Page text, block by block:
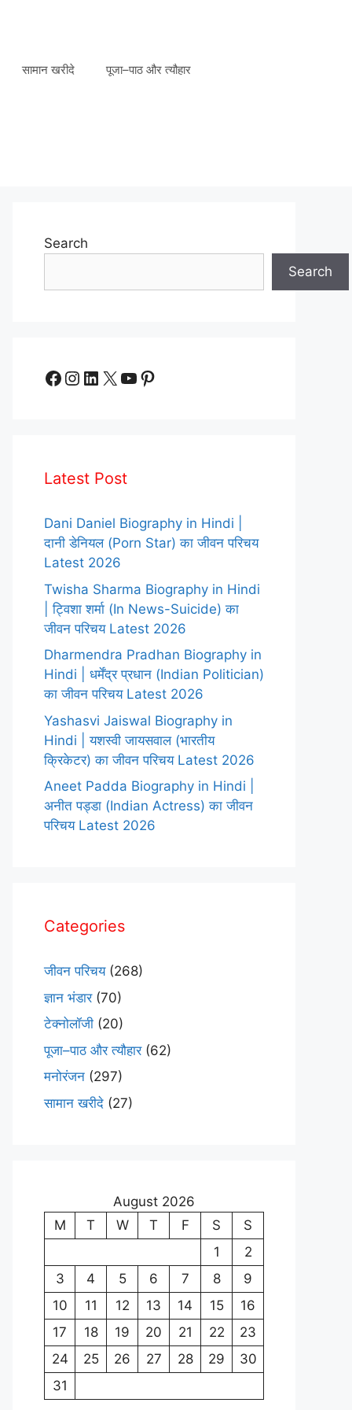
सामान खरीदे पूजा–पाठ और त्यौहार
Search
Search
Facebook
Instagram
LinkedIn
X YouTube
Pinterest
Latest Post
Dani Daniel Biography in Hindi |
दानी डेनियल (Porn Star) का जीवन परिचय
Latest 2026
Twisha Sharma Biography in Hindi
| ट्विशा शर्मा (In News-Suicide) का
जीवन परिचय Latest 2026
Dharmendra Pradhan Biography in
Hindi | धर्मेंद्र प्रधान (Indian Politician)
का जीवन परिचय Latest 2026
Yashasvi Jaiswal Biography in
Hindi | यशस्वी जायसवाल (भारतीय
क्रिकेटर) का जीवन परिचय Latest 2026
Aneet Padda Biography in Hindi |
अनीत पड्डा (Indian Actress) का जीवन
परिचय Latest 2026
Categories
जीवन परिचय(268)
ज्ञान भंडार(70)
टेक्नोलॉजी (20)
पूजा–पाठ और त्यौहार(62)
मनोरंजन (297)
सामान खरीदे (27)
August 2026
M
T W T F S
S
1
2
3
4 5 6 7 8
9
10
11 12 13 14 15
16
17
18 19 20 21 22
23
24
25 26 27 28 29
30
31